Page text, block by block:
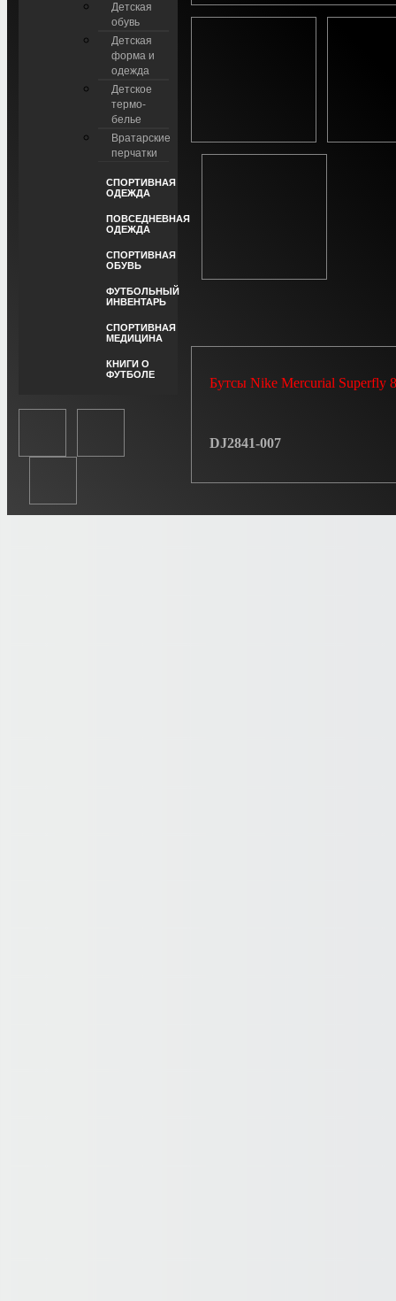
Детская
обувь
Детская
форма и
одежда
Детское
термо-
белье
Вратарские
перчатки
СПОРТИВНАЯ
ОДЕЖДА
ПОВСЕДНЕВНАЯ
ОДЕЖДА
СПОРТИВНАЯ
ОБУВЬ
ФУТБОЛЬНЫЙ
ИНВЕНТАРЬ
СПОРТИВНАЯ
МЕДИЦИНА
КНИГИ О
ФУТБОЛЕ
Бутсы Nike Mercurial Superfly
DJ2841-007